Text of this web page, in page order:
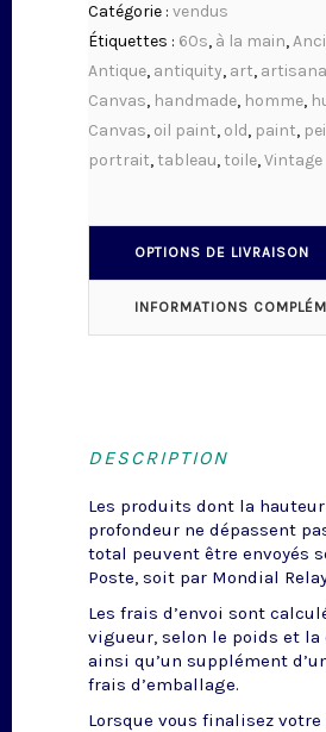
Catégorie : vendus
Étiquettes : 60s, à la main,
Antique, antiquity, art,
Canvas, handmade, homme,
Canvas, oil paint, old, paint,
portrait, tableau, toile,Vintage
OPTIONS DE LIVRAISON
INFORMATIONS
DESCRIPTION
Les produits dont la
profondeur ne dépassent
total peuvent être envoyés
Poste, soit par Mondial
Les frais d’envoi sont
vigueur, selon le poids et la
ainsi qu’un supplément
frais d’emballage.
Lorsque vous finalisez